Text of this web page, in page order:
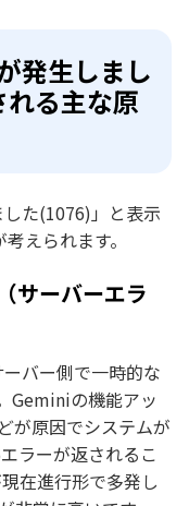
発生しまし
る主な原
た(1076)」と表示
えられます。
サーバーエラ
バー側で一時的な
Geminiの機能アッ
が原因でシステムが
ラーが返されるこ
在進行形で多発し